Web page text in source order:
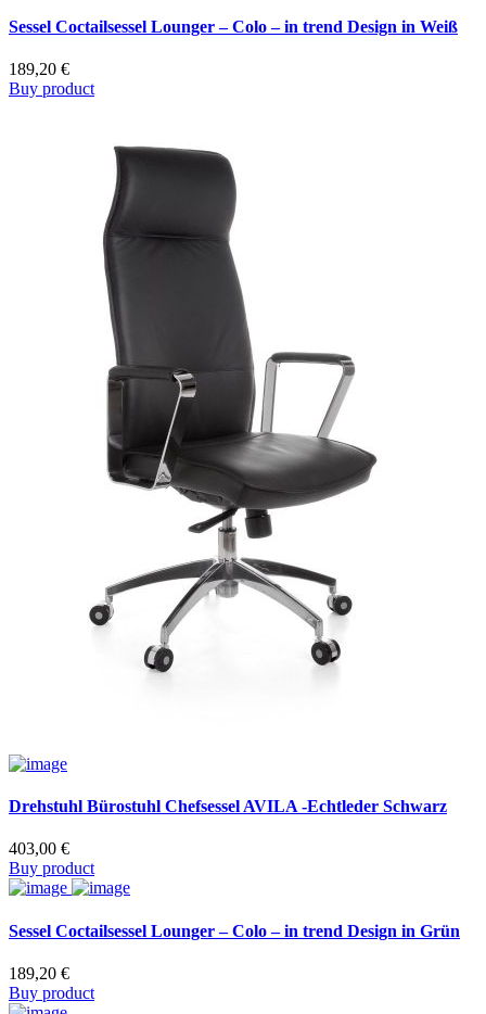
Sessel Coctailsessel Lounger – Colo – in trend Design in Weiß
189,20 €
Buy product
Drehstuhl Bürostuhl Chefsessel AVILA -Echtleder Schwarz
403,00 €
Buy product
Sessel Coctailsessel Lounger – Colo – in trend Design in Grün
189,20 €
Buy product